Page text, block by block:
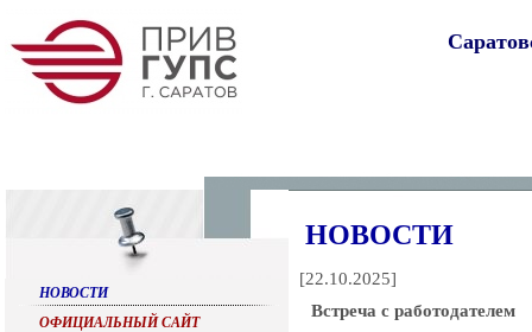
НОВОСТИ
ОФИЦИАЛЬНЫЙ САЙТ
НОВОСТИ
[22.10.2025]
Встреча с работодателем